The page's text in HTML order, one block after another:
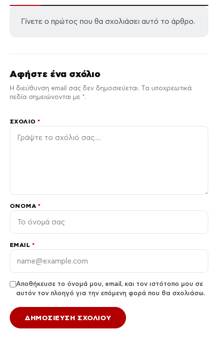
Γίνετε ο πρώτος που θα σχολιάσει αυτό το άρθρο.
Αφήστε ένα σχόλιο
Η διεύθυνση email σας δεν δημοσιεύεται. Τα υποχρεωτικά
πεδία σημειώνονται με *.
ΣΧΌΛΙΟ*
ΌΝΟΜΑ *
EMAIL *
Αποθήκευσε το όνομά μου, email, και τον ιστότοπο μου σε
αυτόν τον πλοηγό για την επόμενη φορά που θα σχολιάσω.